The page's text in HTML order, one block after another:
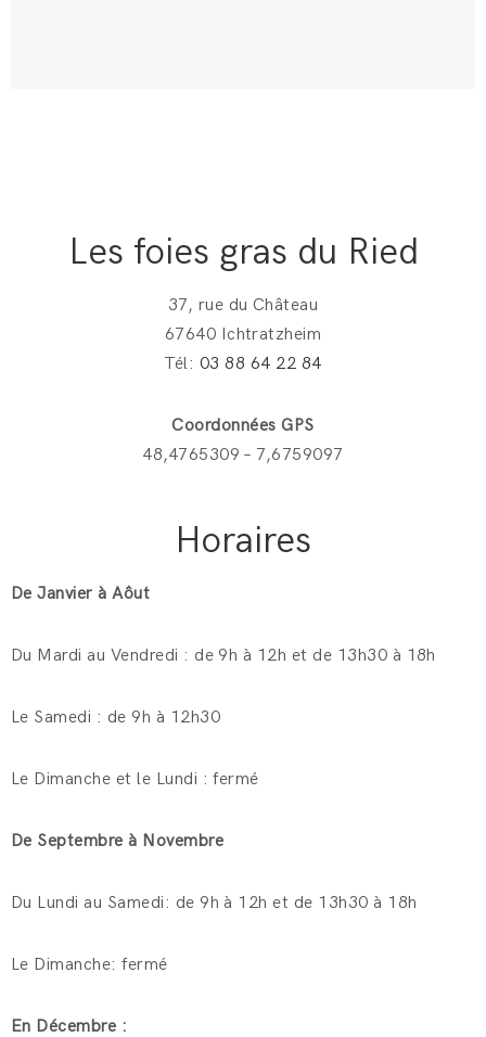
Les foies gras du Ried
37, rue du Château
67640 Ichtratzheim
Tél: 03 88 64 22 84
Coordonnées GPS
48,4765309 – 7,6759097
Horaires
De Janvier à Aôut
Du Mardi au Vendredi : de 9h à 12h et de 13h30 à 18h
Le Samedi : de 9h à 12h30
Le Dimanche et le Lundi : fermé
De Septembre à Novembre
Du Lundi au Samedi: de 9h à 12h et de 13h30 à 18h
Le Dimanche: fermé
En Décembre :